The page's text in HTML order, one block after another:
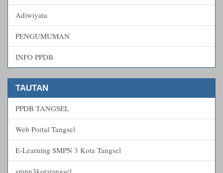
Adiwiyata
PENGUMUMAN
INFO PPDB
TAUTAN
PPDB TANGSEL
Web Portal Tangsel
E-Learning SMPN 3 Kota Tangsel